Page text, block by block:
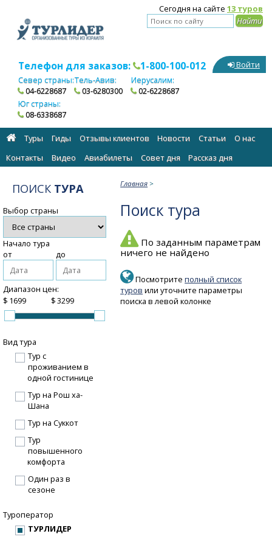
Сегодня на сайте 13 туров
Телефон для заказов: 1-800-100-012
Север страны:
04-6228687
Тель-Авив:
03-6280300
Иерусалим:
02-6228687
Юг страны:
08-6338687
Войти
Туры Гиды Отзывы клиентов Новости Статьи
О нас
Контакты
Видео Авиабилеты Cовет дня Рассказ дня
Главная >
Поиск тура
По заданным параметрам
ничего не найдено
Посмотритеполный список
туров или уточните параметры
поиска в левой колонке
ПОИСК ТУРА
Выбор страны
Начало тура
от
до
Диапазон цен:
$
$
Вид тура
Тур с
проживанием в
одной гостинице
Тур на Рош ха-
Шана
Тур на Суккот
Тур
повышенного
комфорта
Один раз в
сезоне
Туроператор
ТУРЛИДЕР